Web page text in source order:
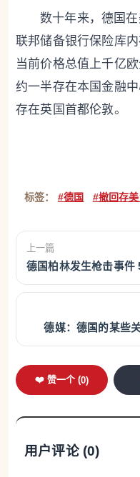
数十年来，德国
联邦储备银行保险库
当前价格总值上千亿
约一半存在本国金融
存在英国首都伦敦。
标签： #德国 #撤回存
上一篇
德国柏林发生枪击事件
德媒：德国的某些
❤️ 赞一个 (0)
用户评论 (0)